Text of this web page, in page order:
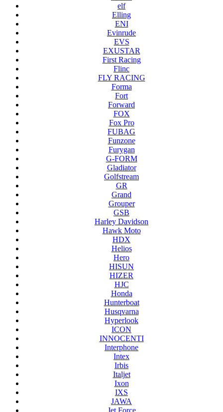
elf
Elling
ENI
Evinrude
EVS
EXUSTAR
First Racing
Flinc
FLY RACING
Forma
Fort
Forward
FOX
Fox Pro
FUBAG
Funzone
Furygan
G-FORM
Gladiator
Golfstream
GR
Grand
Grouper
GSB
Harley Davidson
Hawk Moto
HDX
Helios
Hero
HISUN
HIZER
HJC
Honda
Hunterboat
Husqvarna
Hyperlook
ICON
INNOCENTI
Interphone
Intex
Irbis
Italjet
Ixon
IXS
JAWA